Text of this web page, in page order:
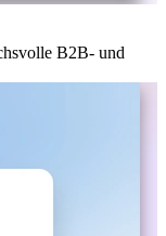
B2B- und